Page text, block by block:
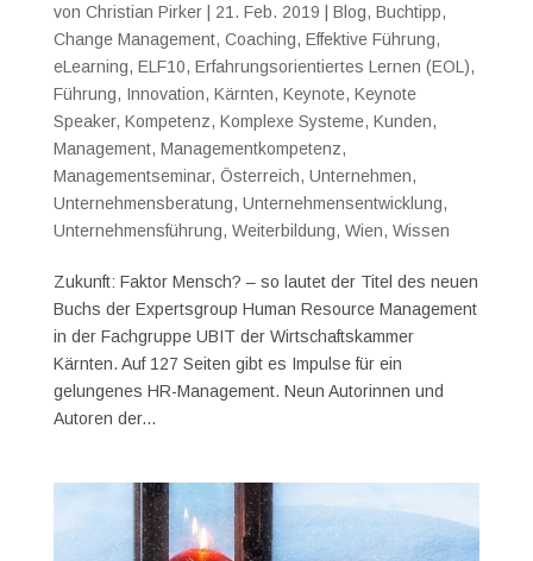
von Christian Pirker| 21. Feb. 2019 Blog, Buchtipp,
Change Management, Coaching, Effektive Führung,
eLearning, ELF10, Erfahrungsorientiertes Lernen (EOL),
Führung, Innovation, Kärnten, Keynote, Keynote
Speaker, Kompetenz, Komplexe Systeme, Kunden,
Management, Managementkompetenz,
Managementseminar, Österreich, Unternehmen,
Unternehmensberatung, Unternehmensentwicklung,
Unternehmensführung, Weiterbildung, Wien, Wissen
Zukunft: Faktor Mensch? – so lautet der Titel des neuen
Buchs der Expertsgroup Human Resource Management
in der Fachgruppe UBIT der Wirtschaftskammer
Kärnten. Auf 127 Seiten gibt es Impulse für ein
gelungenes HR-Management. Neun Autorinnen und
Autoren der...